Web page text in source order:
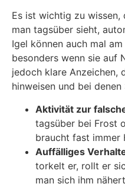
Es ist wichtig zu wissen,
man tagsüber sieht,
Igel können auch mal
besonders wenn sie auf
jedoch klare Anzeichen,
hinweisen und bei
Aktivität zur
tagsüber bei Frost
braucht fast immer
Auffälliges
torkelt er, rollt er
man sich ihm